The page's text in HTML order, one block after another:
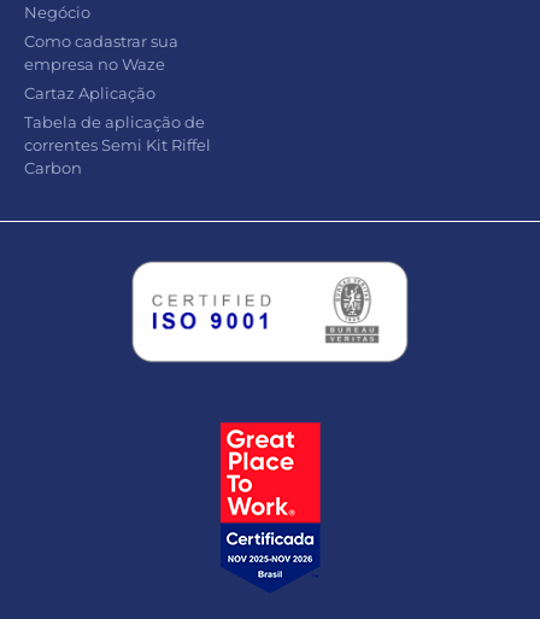
Negócio
Como cadastrar sua
empresa no Waze
Cartaz Aplicação
Tabela de aplicação de
correntes Semi Kit Riffel
Carbon